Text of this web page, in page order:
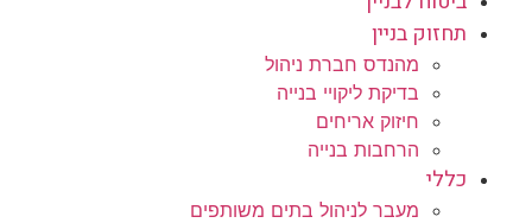
תחזוק בניין
מהנדס חברת ניהול
בדיקת ליקויי בנייה
חיזוק אריחים
הרחבות בנייה
כללי
מעבר לניהול בתים משותפים